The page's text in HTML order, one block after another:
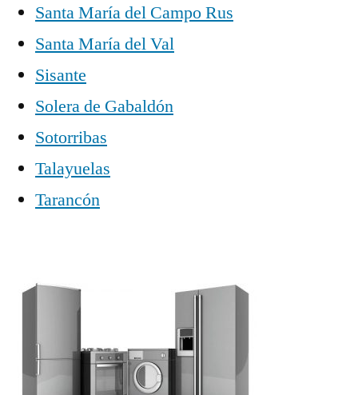
Santa María del Campo Rus
Santa María del Val
Sisante
Solera de Gabaldón
Sotorribas
Talayuelas
Tarancón